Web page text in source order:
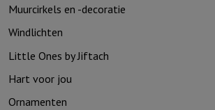
Muurcirkels en -decoratie
Windlichten
Little Ones by Jiftach
Hart voor jou
Ornamenten